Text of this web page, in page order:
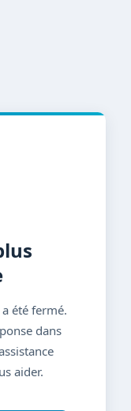
été fermé.
dans
aider.